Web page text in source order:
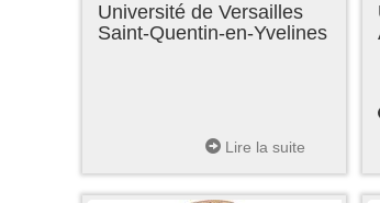
Université de Versailles
Saint-Quentin-en-Yvelines
Lire la suite